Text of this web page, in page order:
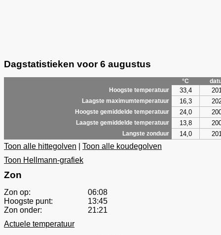
Dagstatistieken voor 6 augustus
°C
Hoogste temperatuur
33,4
Laagste maximumtemperatuur 16,3
Hoogste gemiddelde temperatuur 24,0
Laagste gemiddelde temperatuur 13,8
Langste zonduur 14,0
Toon alle hittegolven
Toon alle koudegolven
Toon Hellmann-grafiek
Zon
Zon op:
06:08
Hoogste punt:
13:45
Zon onder:
21:21
Actuele temperatuur